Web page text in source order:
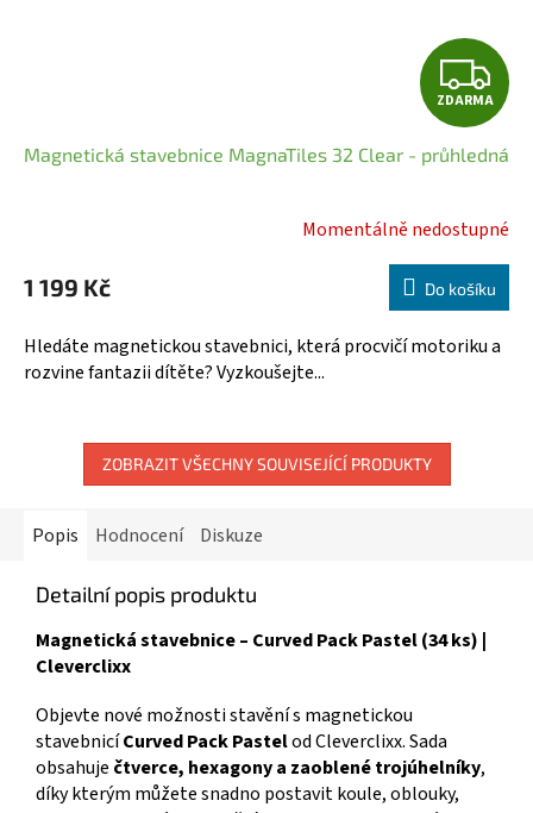
Z
D
A
R
M
A
ZDARMA
Magnetická stavebnice MagnaTiles 32 Clear - průhledná
produktu
5,0
z
Momentálně nedostupné
1 199 Kč Do košíku
Hledáte magnetickou stavebnici, která procvičí motoriku a
rozvine fantazii dítěte? Vyzkoušejte...
ZOBRAZIT VŠECHNY SOUVISEJÍCÍ PRODUKTY
Popis Hodnocení Diskuze
Detailní popis produktu
Magnetická stavebnice – Curved Pack Pastel (34 ks) |
Cleverclixx
Objevte nové možnosti stavění s magnetickou
stavebnicíCurved Pack Pastelod Cleverclixx. Sada
obsahuje čtverce, hexagony a zaoblené trojúhelníky,
díky kterým můžete snadno postavit koule, oblouky,